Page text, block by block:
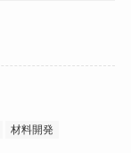
材料開発